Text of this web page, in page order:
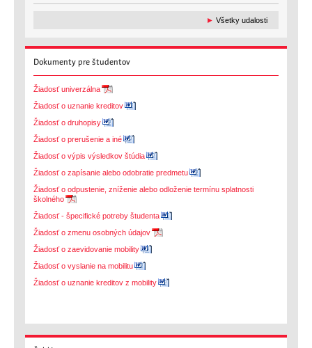
► Všetky udalosti
Dokumenty pre študentov
Žiadosť univerzálna
Žiadosť o uznanie kreditov
Žiadosť o druhopisy
Žiadosť o prerušenie a iné
Žiadosť o výpis výsledkov štúdia
Žiadosť o zapísanie alebo odobratie predmetu
Žiadosť o odpustenie, zníženie alebo odloženie termínu splatnosti
školného
Žiadosť - špecifické potreby študenta
Žiadosť o zmenu osobných údajov
Žiadosť o zaevidovanie mobility
Žiadosť o vyslanie na mobilitu
Žiadosť o uznanie kreditov z mobility